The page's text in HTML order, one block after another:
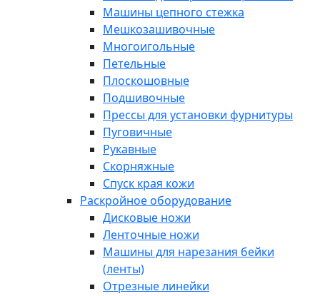
Машины цепного стежка
Мешкозашивочные
Многоигольные
Петельные
Плоскошовные
Подшивочные
Прессы для установки фурнитуры
Пуговичные
Рукавные
Скорняжные
Спуск края кожи
Раскройное оборудование
Дисковые ножи
Ленточные ножи
Машины для нарезания бейки
(ленты)
Отрезные линейки